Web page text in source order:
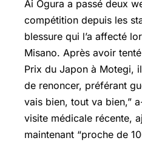
Ai Ogura a passé deux
compétition depuis les
blessure qui l’a affecté
Misano. Après avoir
Prix du Japon à Motegi,
de renoncer, préférant
vais bien, tout va bien,”
visite médicale récente,
maintenant “proche de